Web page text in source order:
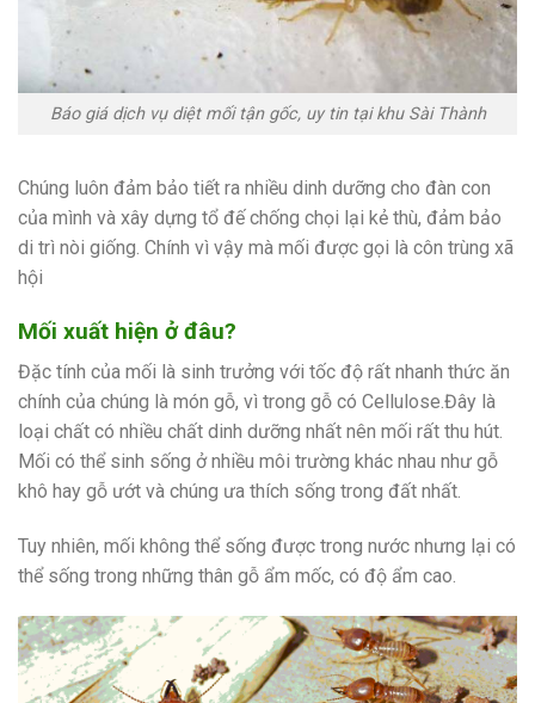
Báo giá dịch vụ diệt mối tận gốc, uy tin tại khu Sài Thành
Chúng luôn đảm bảo tiết ra nhiều dinh dưỡng cho đàn con
của mình và xây dựng tổ đế chống chọi lại kẻ thù, đảm bảo
di trì nòi giống. Chính vì vậy mà mối được gọi là côn trùng xã
hội
Mối xuất hiện ở đâu?
Đặc tính của mối là sinh trưởng với tốc độ rất nhanh thức ăn
chính của chúng là món gỗ, vì trong gỗ có Cellulose.Đây là
loại chất có nhiều chất dinh dưỡng nhất nên mối rất thu hút.
Mối có thể sinh sống ở nhiều môi trường khác nhau như gỗ
khô hay gỗ ướt và chúng ưa thích sống trong đất nhất.
Tuy nhiên, mối không thể sống được trong nước nhưng lại có
thể sống trong những thân gỗ ẩm mốc, có độ ẩm cao.